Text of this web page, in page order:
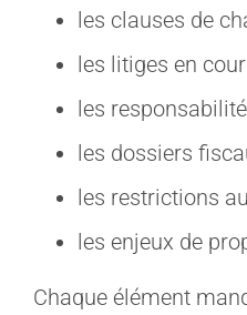
les clauses de
les litiges en
les
les dossiers
les restrictions
les enjeux de
Chaque élément